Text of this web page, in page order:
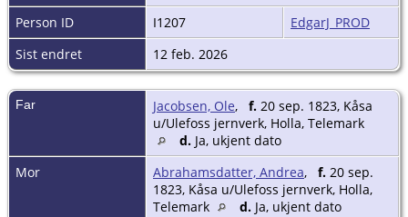
Person ID
I1207
EdgarJ_PROD
Sist endret
12 feb. 2026
Far Jacobsen, Ole, f. 20 sep. 1823, Kåsa
u/Ulefoss jernverk, Holla, Telemark
d. Ja, ukjent dato
Mor
Abrahamsdatter, Andrea, f. 20 sep.
1823, Kåsa u/Ulefoss jernverk, Holla,
Telemark
d. Ja, ukjent dato